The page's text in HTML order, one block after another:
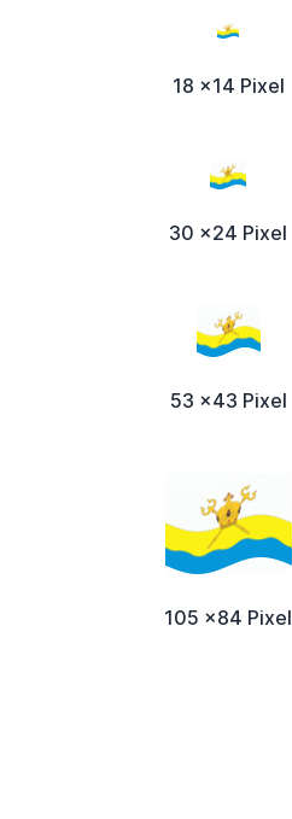
18 x14 Pixel
30 x24 Pixel
53 x43 Pixel
105 x84 Pixel